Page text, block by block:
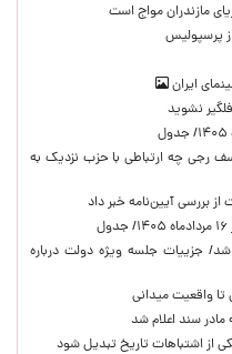
مازندران مواج است
پرسپولیس
ایران
نشوید
رجی چه ارتباطی با حزب نزدیک به
بررسی آیین‌نامه خبر داد
شد/ جزییات جلسه ویژه دولت درباره
واقعیت میدانی
از اشتباهات تاریخ تبدیل شود